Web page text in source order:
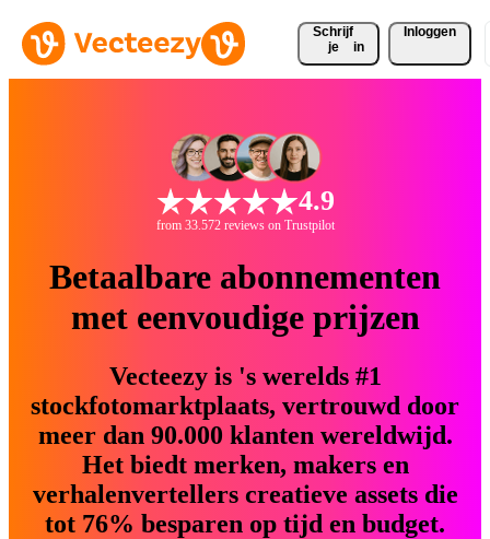
Schrijf
je
in
Inloggen
4.9
from 33.572 reviews on Trustpilot
Betaalbare abonnementen
met eenvoudige prijzen
Vecteezy is 's werelds #1
stockfotomarktplaats, vertrouwd door
meer dan 90.000 klanten wereldwijd.
Het biedt merken, makers en
verhalenvertellers creatieve assets die
tot 76% besparen op tijd en budget.